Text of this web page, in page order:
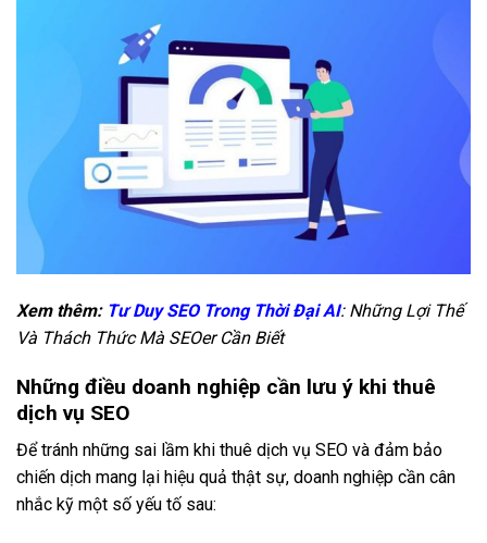
Xem thêm: Tư Duy SEO Trong Thời Đại AI: Những Lợi Thế
Và Thách Thức Mà SEOer Cần Biết
Những điều doanh nghiệp cần lưu ý khi thuê
dịch vụ SEO
Để tránh những sai lầm khi thuê dịch vụ SEO và đảm bảo
chiến dịch mang lại hiệu quả thật sự, doanh nghiệp cần cân
nhắc kỹ một số yếu tố sau: